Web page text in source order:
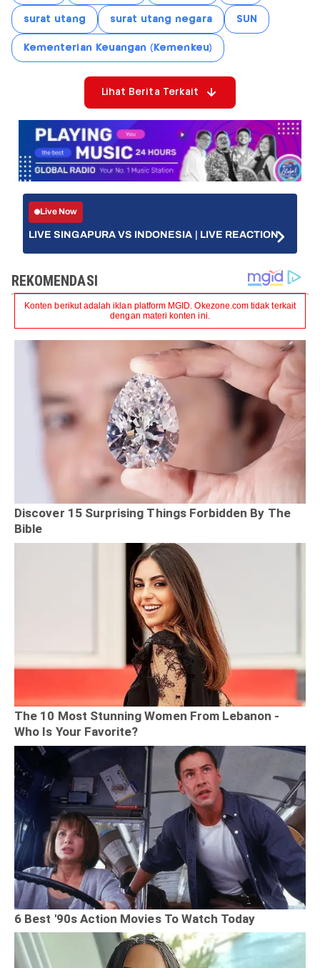
surat utang surat utang negara SUN
Kementerian Keuangan (Kemenkeu)
Lihat Berita Terkait
Live Now
LIVE SINGAPURA VS INDONESIA | LIVE REACTION